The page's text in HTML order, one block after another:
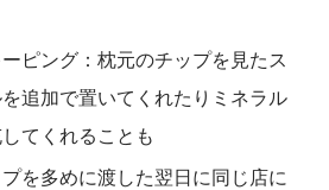
ピング：枕元のチップを見たス
追加で置いてくれたりミネラル
てくれることも
を多めに渡した翌日に同じ店に